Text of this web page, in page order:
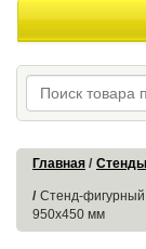
Главная
Стенд-фигурный
950х450 мм